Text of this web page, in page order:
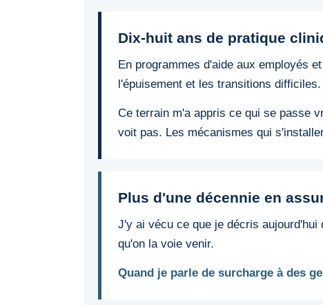
Dix-huit ans de pratique
En programmes d'aide aux employés
l'épuisement et les transitions difficiles.
Ce terrain m'a appris ce qui se passe
voit pas. Les mécanismes qui
Plus d'une décennie en
J'y ai vécu ce que je décris
qu'on la voie venir.
Quand je parle de surcharge à des